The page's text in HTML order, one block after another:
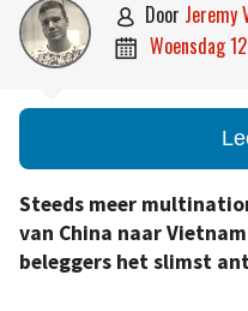
 door Jeremy
 woensdag
Steeds meer
van China naar
beleggers het slimst